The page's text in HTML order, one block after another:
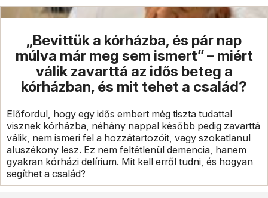
„Bevittük a kórházba, és pár nap
múlva már meg sem ismert” – miért
válik zavarttá az idős beteg a
kórházban, és mit tehet a család?
Előfordul, hogy egy idős embert még tiszta tudattal
visznek kórházba, néhány nappal később pedig zavarttá
válik, nem ismeri fel a hozzátartozóit, vagy szokatlanul
aluszékony lesz. Ez nem feltétlenül demencia, hanem
gyakran kórházi delírium. Mit kell erről tudni, és hogyan
segíthet a család?